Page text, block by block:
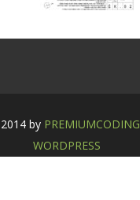
by PREMIUMCODING
WORDPRESS